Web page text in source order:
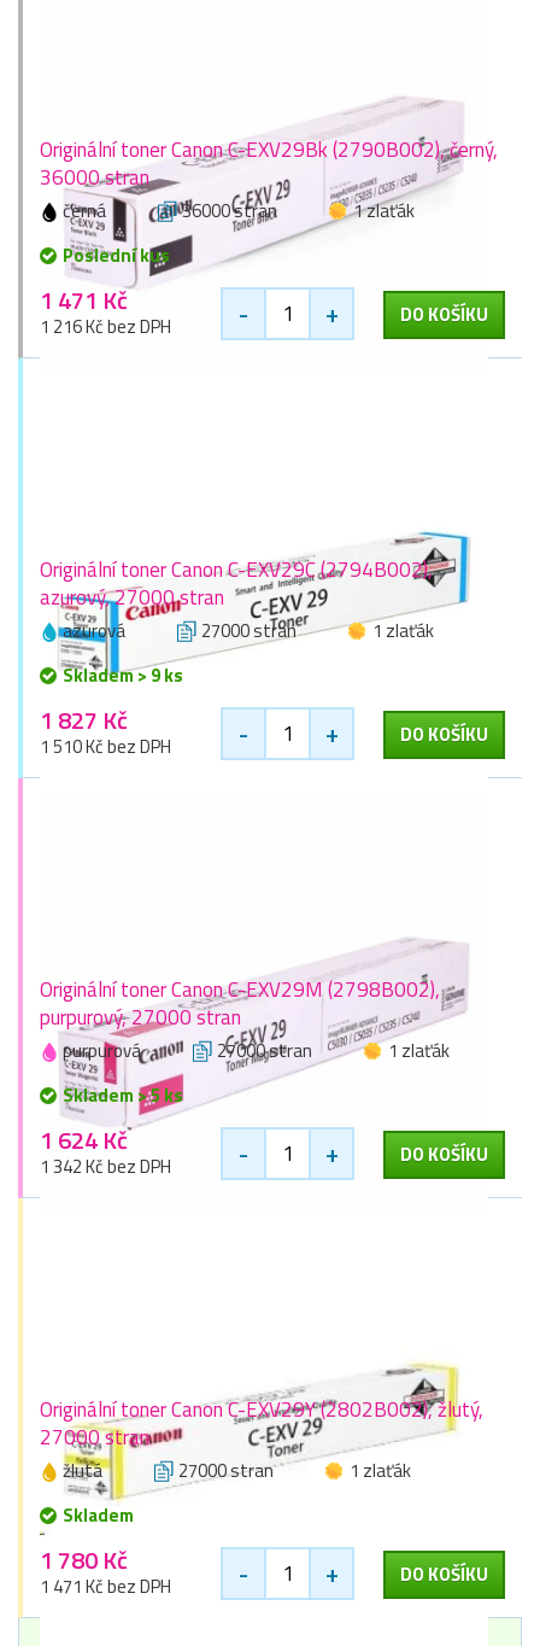
Originální toner Canon C-EXV29Bk (2790B002), černý,
36000 stran
černá 36000 stran
1 zlaťák
Poslední kus
1 471 Kč
1 216 Kč bez DPH - + DO KOŠÍKU
Originální toner Canon C-EXV29C (2794B002),
azurový, 27000 stran
azurová 27000 stran
1 zlaťák
Skladem > 9 ks
1 827 Kč
1 510 Kč bez DPH - + DO KOŠÍKU
Originální toner Canon C-EXV29M (2798B002),
purpurový, 27000 stran
purpurová 27000 stran
1 zlaťák
Skladem > 5 ks
1 624 Kč
1 342 Kč bez DPH - + DO KOŠÍKU
Originální toner Canon C-EXV29Y (2802B002), žlutý,
27000 stran
žlutá 27000 stran
1 zlaťák
Skladem
1 780 Kč
1 471 Kč bez DPH - + DO KOŠÍKU